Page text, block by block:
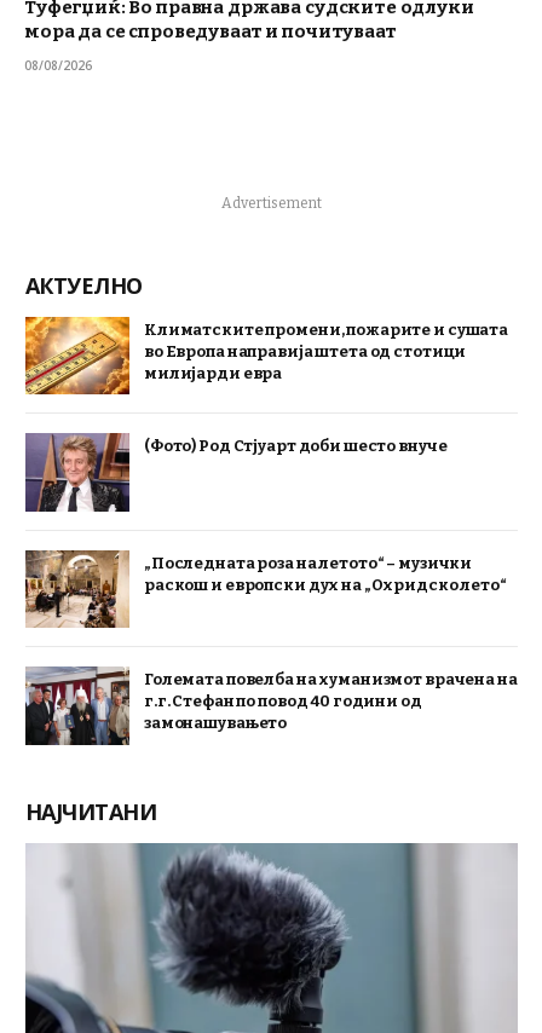
Туфегџиќ: Во правна држава судските одлуки
мора да се спроведуваат и почитуваат
08/08/2026
Advertisement
АКТУЕЛНО
Климатските промени, пожарите и сушата
во Европа направија штета од стотици
милијарди евра
(Фото) Род Стјуарт доби шесто внуче
„Последната роза на летото“ – музички
раскош и европски дух на „Охридско лето“
Големата повелба на хуманизмот врачена на
г.г. Стефан по повод 40 години од
замонашувањето
НАЈЧИТАНИ